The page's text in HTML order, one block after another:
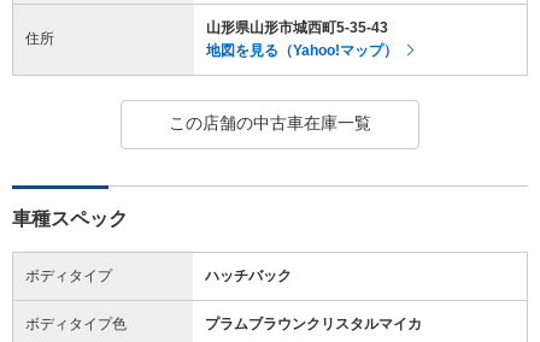
住所
山形県山形市城西町5-35-43
地図を見る（Yahoo!マップ）
この店舗の中古車在庫一覧
車種スペック
ボディタイプ ハッチバック
ボディタイプ色 プラムブラウンクリスタルマイカ